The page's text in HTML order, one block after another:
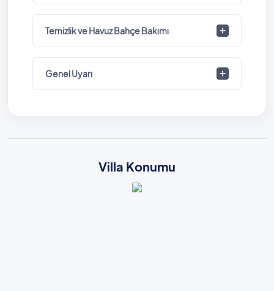
Temizlik ve Havuz Bahçe Bakımı
Genel Uyarı
Villa Konumu